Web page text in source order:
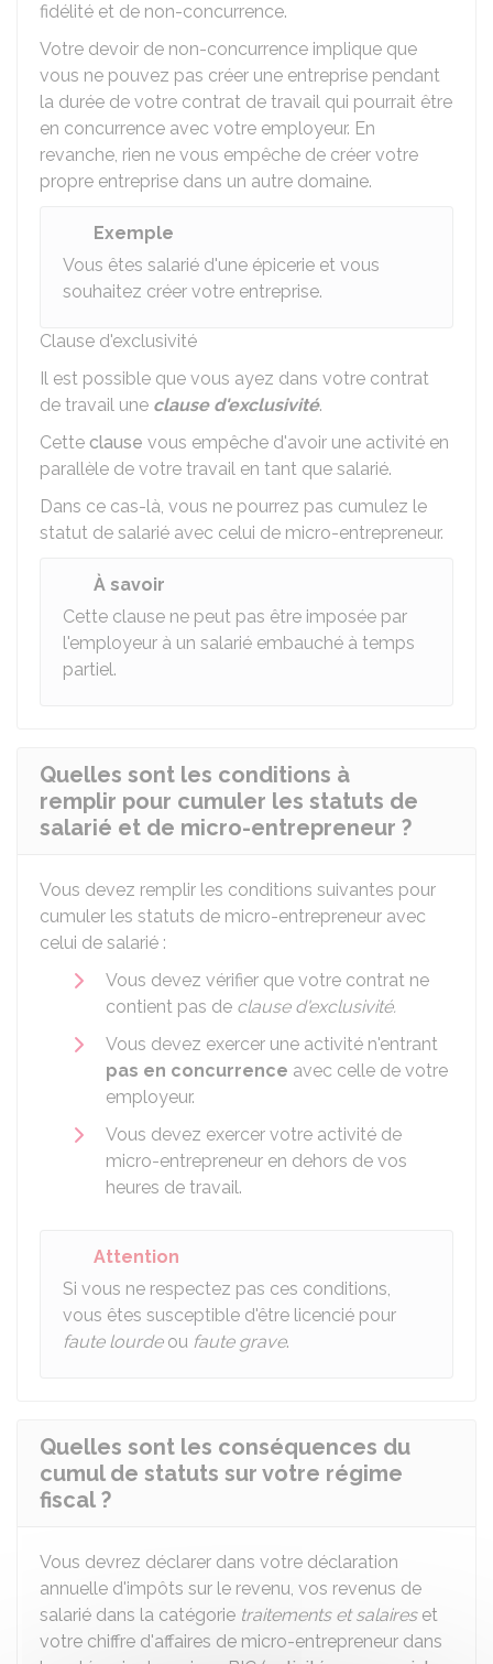
fidélité et de non-concurrence.
Votre devoir de non-concurrence implique que
vous ne pouvez pas créer une entreprise pendant
la durée de votre contrat de travail qui pourrait être
en concurrence avec votre employeur. En
revanche, rien ne vous empêche de créer votre
propre entreprise dans un autre domaine.
Exemple
Vous êtes salarié d'une épicerie et vous
souhaitez créer votre entreprise.
Clause d'exclusivité
Il est possible que vous ayez dans votre contrat
de travail une clause d'exclusivité.
Cette clause vous empêche d'avoir une activité en
parallèle de votre travail en tant que salarié.
Dans ce cas-là, vous ne pourrez pas cumulez le
statut de salarié avec celui de micro-entrepreneur.
À savoir
Cette clause ne peut pas être imposée par
l'employeur à un salarié embauché à temps
partiel.
Quelles sont les conditions à
remplir pour cumuler les statuts de
salarié et de micro-entrepreneur ?
Vous devez remplir les conditions suivantes pour
cumuler les statuts de micro-entrepreneur avec
celui de salarié :
Vous devez vérifier que votre contrat ne
contient pas de clause d'exclusivité.
Vous devez exercer une activité n'entrant
pas en concurrence avec celle de votre
employeur.
Vous devez exercer votre activité de
micro-entrepreneur en dehors de vos
heures de travail.
Attention
Si vous ne respectez pas ces conditions,
vous êtes susceptible d'être licencié pour
faute lourdeou faute grave.
Quelles sont les conséquences du
cumul de statuts sur votre régime
fiscal ?
Vous devrez déclarer dans votre déclaration
annuelle d'impôts sur le revenu, vos revenus de
salarié dans la catégorie traitements et salaireset
votre chiffre d'affaires de micro-entrepreneur dans